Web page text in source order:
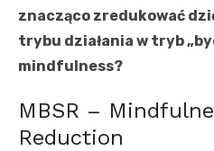
znacząco zredukować
trybu działania w tryb
mindfulness?
MBSR –
Reduction